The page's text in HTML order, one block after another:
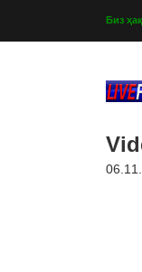
Биз